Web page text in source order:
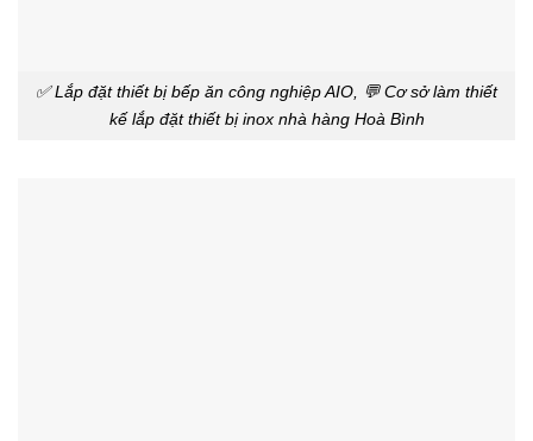
✅ Lắp đặt thiết bị bếp ăn công nghiệp AIO, 💬 Cơ sở làm thiết
kế lắp đặt thiết bị inox nhà hàng Hoà Bình